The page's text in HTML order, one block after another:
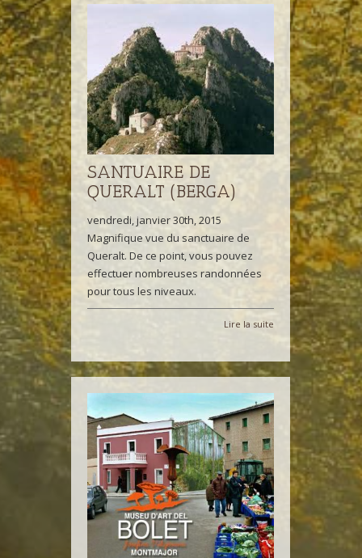
SANTUAIRE DE
QUERALT (BERGA)
vendredi, janvier 30th, 2015
Magnifique vue du sanctuaire de
Queralt. De ce point, vous pouvez
effectuer nombreuses randonnées
pour tous les niveaux.
Lire la suite